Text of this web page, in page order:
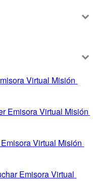
Virtual Misión
Emisora Virtual Misión
Virtual Misión
Emisora Virtual